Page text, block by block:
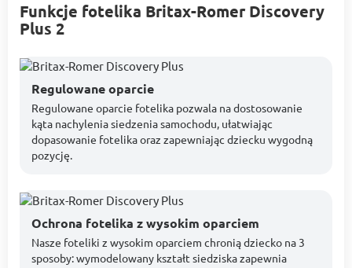
Funkcje fotelika Britax-Romer Discovery
Plus 2
Regulowane oparcie
Regulowane oparcie fotelika pozwala na dostosowanie
kąta nachylenia siedzenia samochodu, ułatwiając
dopasowanie fotelika oraz zapewniając dziecku wygodną
pozycję.
Ochrona fotelika z wysokim oparciem
Nasze foteliki z wysokim oparciem chronią dziecko na 3
sposoby: wymodelowany kształt siedziska zapewnia